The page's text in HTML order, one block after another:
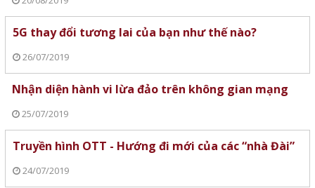
5G thay đổi tương lai của bạn như thế nào?
26/07/2019
Nhận diện hành vi lừa đảo trên không gian mạng
25/07/2019
Truyền hình OTT - Hướng đi mới của các “nhà Đài”
24/07/2019